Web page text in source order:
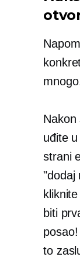
Nakon
uđite
strani
"dodaj
biti
to